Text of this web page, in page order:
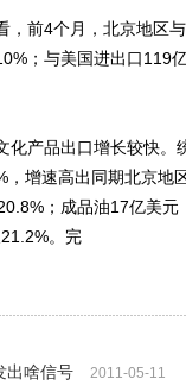
前4个月，北京地区与
；与美国进出口119
产品出口增长较快。
，增速高出同期北京地
；成品油17亿美
。完
出啥信号
2011-05-11